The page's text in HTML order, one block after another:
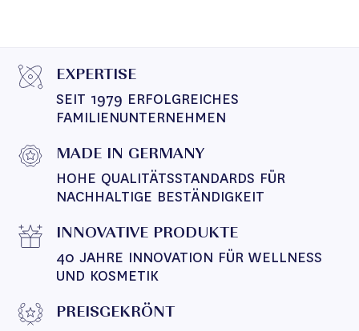
EXPERTISE
SEIT 1979 ERFOLGREICHES
FAMILIENUNTERNEHMEN
MADE IN GERMANY
HOHE QUALITÄTSSTANDARDS FÜR
NACHHALTIGE BESTÄNDIGKEIT
INNOVATIVE PRODUKTE
40 JAHRE INNOVATION FÜR WELLNESS
UND KOSMETIK
PREISGEKRÖNT